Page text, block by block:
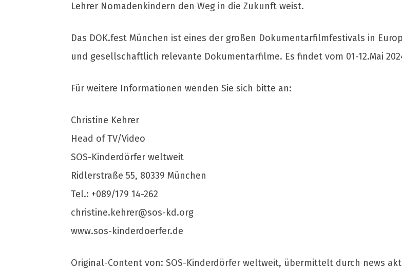
Lehrer Nomadenkindern den Weg in die Zukunft weist.
Das DOK.fest München ist eines der großen Dokumentarfilmfestivals in
und gesellschaftlich relevante Dokumentarfilme. Es findet vom 01-12.Mai
Für weitere Informationen wenden Sie sich bitte an:
Christine Kehrer
Head of TV/Video
SOS-Kinderdörfer weltweit
Ridlerstraße 55, 80339 München
Tel.: +089/179 14-262
christine.kehrer@sos-kd.org
www.sos-kinderdoerfer.de
Original-Content von: SOS-Kinderdörfer weltweit, übermittelt durch news